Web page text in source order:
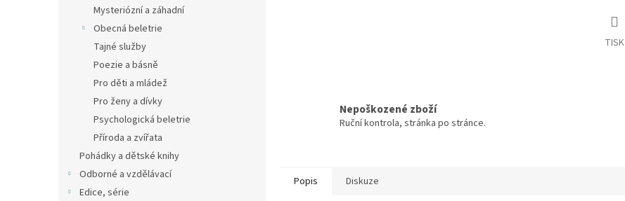
Mysteriózní a záhadní
Obecná beletrie
Tajné služby
Poezie a básně
Pro děti a mládež
Pro ženy a dívky
Psychologická beletrie
Příroda a zvířata
Pohádky a dětské knihy
Odborné a vzdělávací
Edice, série
TISK
Nepoškozené zboží
Ruční kontrola, stránka po stránce.
Popis Diskuze